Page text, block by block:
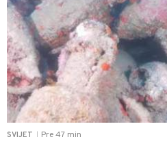
SVIJET Pre 47 min